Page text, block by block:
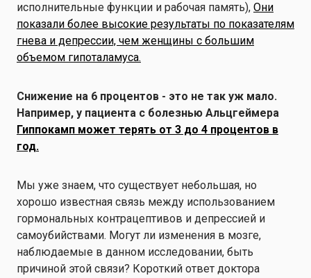
исполнительные функции и рабочая память), Они
показали более высокие результаты по показателям
гнева и депрессии, чем женщины с большим
объемом гипоталамуса.
Снижение на 6 процентов - это не так уж мало.
Например, у пациента с болезнью Альцгеймера
Гиппокамп может терять от 3 до 4 процентов в
год.
Мы уже знаем, что существует небольшая, но
хорошо известная связь между использованием
гормональных контрацептивов и депрессией и
самоубийствами. Могут ли изменения в мозге,
наблюдаемые в данном исследовании, быть
причиной этой связи? Короткий ответ доктора